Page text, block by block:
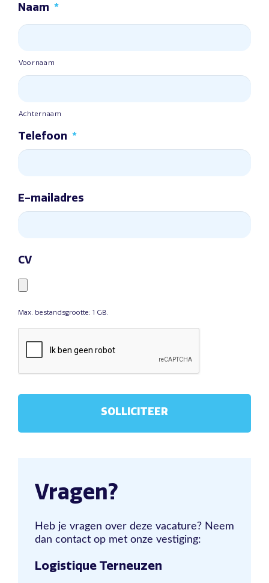
Naam *
Voornaam
Achternaam
Telefoon *
E-mailadres
CV
Max. bestandsgrootte: 1 GB.
Vragen?
Heb je vragen over deze vacature? Neem
dan contact op met onze vestiging:
Logistique Terneuzen